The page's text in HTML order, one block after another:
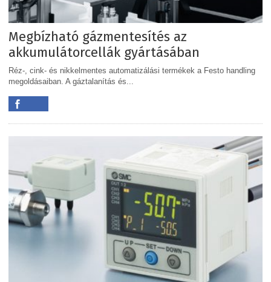
Megbízható gázmentesítés az
akkumulátorcellák gyártásában
Réz-, cink- és nikkelmentes automatizálási termékek a Festo handling
megoldásaiban. A gáztalanítás és...